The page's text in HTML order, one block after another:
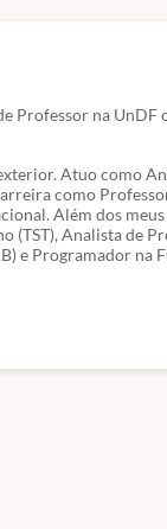
Professor na UnDF
Atuo como
como
Além dos
Analista de
e Programador na